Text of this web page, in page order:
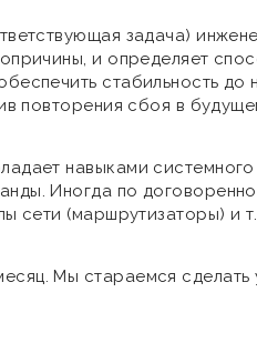
задача)
и определяет
стабильность до
повторения сбоя в
навыками системного
Иногда по
сети (маршрутизаторы) и
Мы стараемся сделать